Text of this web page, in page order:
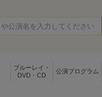
ブルーレイ・
DVD・CD
公演プログラム